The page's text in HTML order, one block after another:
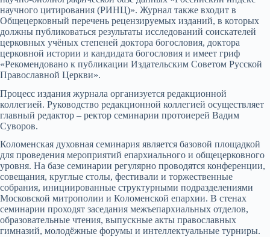
научного цитирования (РИНЦ)». Журнал также входит в
Общецерковный перечень рецензируемых изданий, в которых
должны публиковаться результаты исследований соискателей
церковных учёных степеней доктора богословия, доктора
церковной истории и кандидата богословия и имеет гриф
«Рекомендовано к публикации Издательским Советом Русской
Православной Церкви».
Процесс издания журнала организуется редакционной
коллегией. Руководство редакционной коллегией осуществляет
главный редактор – ректор семинарии протоиерей Вадим
Суворов.
Коломенская духовная семинария является базовой площадкой
для проведения мероприятий епархиального и общецерковного
уровня. На базе семинарии регулярно проводятся конференции,
совещания, круглые столы, фестивали и торжественные
собрания, инициированные структурными подразделениями
Московской митрополии и Коломенской епархии. В стенах
семинарии проходят заседания межъепархиальных отделов,
образовательные чтения, выпускные акты православных
гимназий, молодёжные форумы и интеллектуальные турниры.